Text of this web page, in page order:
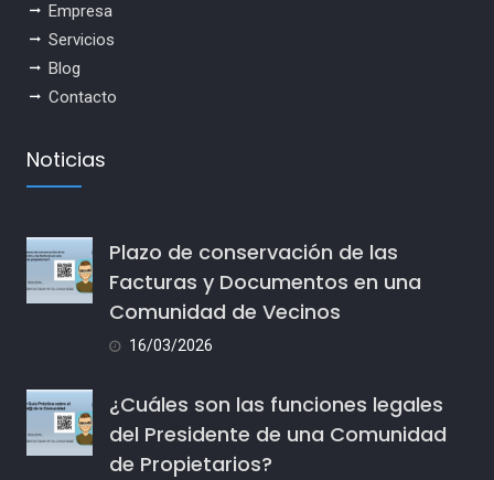
Empresa
Servicios
Blog
Contacto
Noticias
Plazo de conservación de las
Facturas y Documentos en una
Comunidad de Vecinos
16/03/2026
¿Cuáles son las funciones legales
del Presidente de una Comunidad
de Propietarios?